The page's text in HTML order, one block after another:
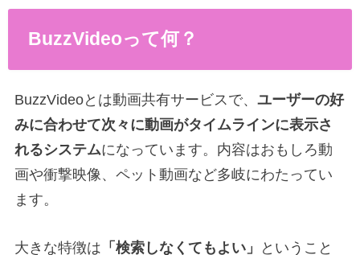
BuzzVideoって何？
BuzzVideoとは動画共有サービスで、 ユーザーの好
みに合わせて次々に動画がタイムラインに表示さ
れるシステムになっています。内容はおもしろ動
画や衝撃映像、ペット動画など多岐にわたってい
ます。
大きな特徴は 「検索しなくてもよい」 ということ